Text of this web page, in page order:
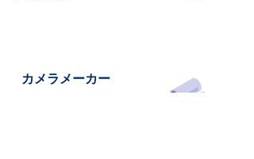
カメラメーカー